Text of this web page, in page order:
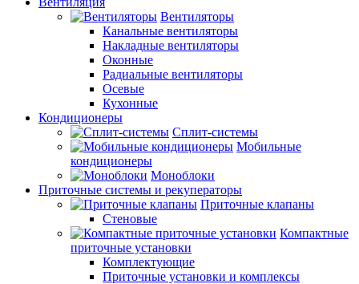
Вентиляторы
Канальные вентиляторы
Накладные вентиляторы
Оконные
Радиальные вентиляторы
Осевые
Кухонные
Кондиционеры
Сплит-системы
Мобильные
кондиционеры
Моноблоки
Приточные системы и рекуператоры
Приточные клапаны
Стеновые
Компактные
приточные установки
Комплектующие
Приточные установки и комплексы